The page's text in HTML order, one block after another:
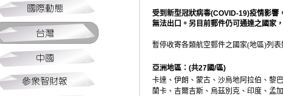
受到新型冠狀病毒(COVID-19)疫情影響
無法出口。另目前郵件仍可通達之國家
暫停收寄各類航空郵件之國家(地區)列表
亞洲地區： (共27國/區)
卡達、伊朗、蒙古、沙烏地阿拉伯、黎
蘭卡、吉爾吉斯、烏茲別克、印度、孟